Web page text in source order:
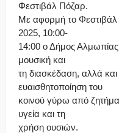
Φεστιβάλ Πόζαρ.
Με αφορμή το Φεστιβάλ
2025, 10:00-
14:00 ο Δήμος
μουσική και
τη διασκέδαση, αλλά
ευαισθητοποίηση του
κοινού γύρω από
υγεία και τη
χρήση ουσιών.